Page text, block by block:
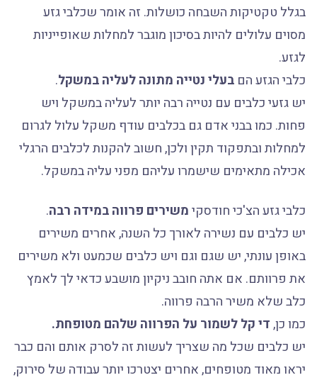
בגלל טקטיקות השבחה כושלות. זה אומר שכלבי גזע
מסוים עלולים להיות בסיכון מוגבר למחלות שאופייניות
לגזע.
כלבי הגזע הם בעלי נטייה מתונה לעליה במשקל.
יש גזעי כלבים עם נטייה רבה יותר לעליה במשקל ויש
פחות. כמו בבני אדם גם בכלבים עודף משקל עלול לגרום
למחלות ובתפקוד תקין ולכן, חשוב להקנות לכלבים הרגלי
אכילה מתאימים שישמרו עליהם מפני עליה במשקל.
כלבי גזע הצ'כי חודסקימשירים פרווה במידה רבה.
יש כלבים עם נשירה לאורך כל השנה, אחרים משירים
באופן עונתי, יש שגם וגם ויש כלבים שכמעט ולא משירים
את פרוותם. אם אתה חובב ניקיון מושבע כדאי לך לאמץ
כלב שלא משיר הרבה פרווה.
כמו כן,די קל לשמור על הפרווה שלהם מטופחת.
יש כלבים שכל מה שצריך לעשות זה לסרק אותם והם כבר
יראו מאוד מטופחים, אחרים יצטרכו יותר עבודה של סירוק,